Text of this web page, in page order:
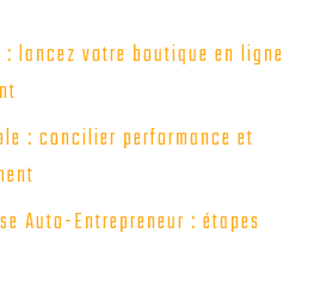
: lancez votre boutique en ligne
: concilier performance et
Auto-Entrepreneur : étapes